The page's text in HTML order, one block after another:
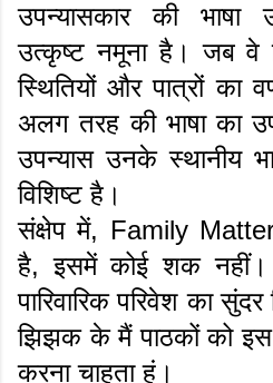
उपन्यासकार की भाषा
उत्कृष्ट नमूना है। जब वे
स्थितियों और पात्रों का
अलग तरह की भाषा का
उपन्यास उनके स्थानीय
विशिष्ट है।
संक्षेप में, Family
है, इसमें कोई शक नहीं।
पारिवारिक परिवेश का
झिझक के मैं पाठकों को इस
करना चाहता हूं।